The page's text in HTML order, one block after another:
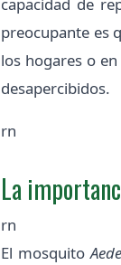
capacidad de
preocupante es
los hogares o
desapercibidos.
rn
La
rn
El mosquito